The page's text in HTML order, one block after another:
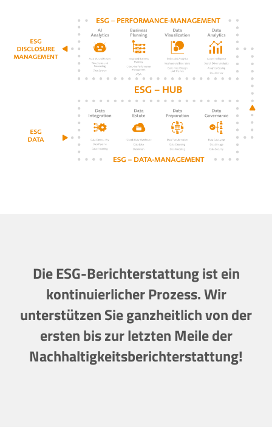
Die ESG-Berichterstattung ist ein
kontinuierlicher Prozess. Wir
unterstützen Sie ganzheitlich von der
ersten bis zur letzten Meile der
Nachhaltigkeitsberichterstattung!